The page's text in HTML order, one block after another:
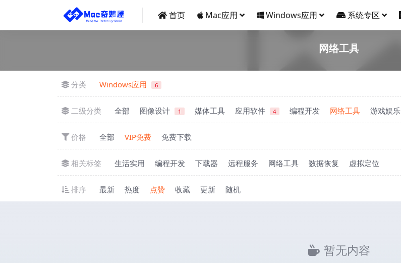
首页 Mac应用 Windows应用 系统专区
网络工具
分类 Windows应用 6
二级分类 全部 图像设计 1 媒体工具 应用软件 4 编程开发 网络工具 游戏娱乐
价格 全部 VIP免费 免费下载
相关标签 生活实用 编程开发 下载器 远程服务 网络工具 数据恢复 虚拟定位
排序 最新 热度 点赞 收藏 更新 随机
暂无内容